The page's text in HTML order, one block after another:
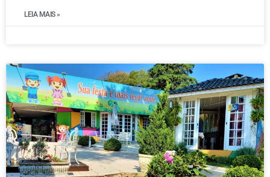
LEIA MAIS »